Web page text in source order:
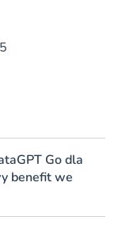
5
Go dla
benefit we